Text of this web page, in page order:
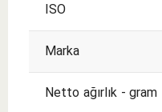
ISO
Marka
Netto ağırlık - gram